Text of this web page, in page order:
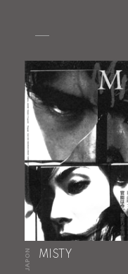
JAPON MISTY